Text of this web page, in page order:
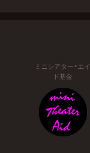
ミニシアター・エイ
ド基金